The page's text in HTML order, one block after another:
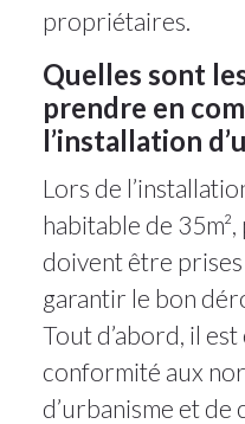
propriétaires.
Quelles sont
prendre en
l’installation
Lors de
habitable de
doivent être
garantir le bon
Tout d’abord, il
conformité aux
d’urbanisme et